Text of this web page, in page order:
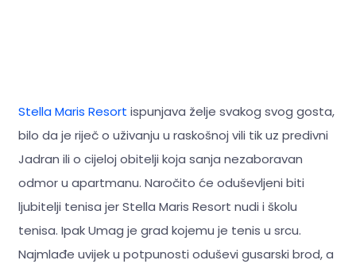
Stella Maris Resort ispunjava želje svakog svog gosta,
bilo da je riječ o uživanju u raskošnoj vili tik uz predivni
Jadran ili o cijeloj obitelji koja sanja nezaboravan
odmor u apartmanu. Naročito će oduševljeni biti
ljubitelji tenisa jer Stella Maris Resort nudi i školu
tenisa. Ipak Umag je grad kojemu je tenis u srcu.
Najmlađe uvijek u potpunosti oduševi gusarski brod, a